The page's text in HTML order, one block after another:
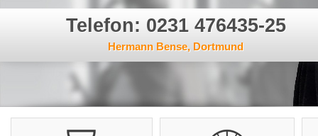
Telefon: 0231 476435-25
Hermann Bense, Dortmund